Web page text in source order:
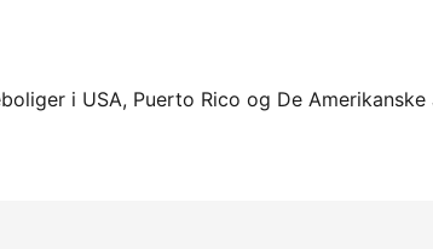
i USA, Puerto Rico og De Amerikanske